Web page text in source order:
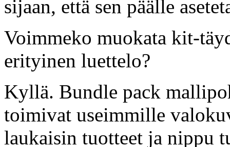
sijaan, että sen päälle
Voimmeko muokata kit-
erityinen luettelo?
Kyllä. Bundle pack
toimivat useimmille
laukaisin tuotteet ja nippu